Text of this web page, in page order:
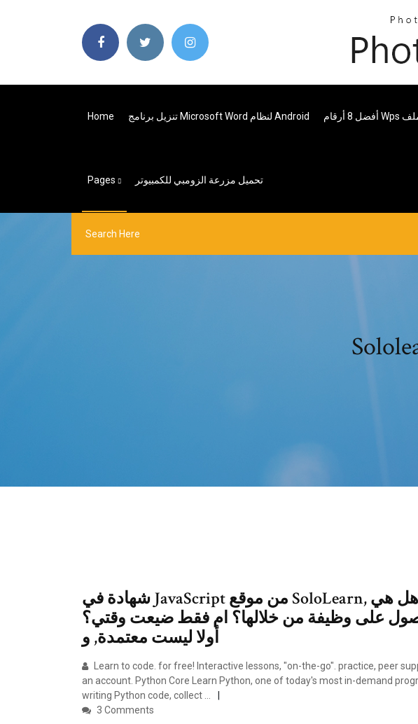
Home تنزيل برنامج Microsoft Word لنظام Android
Pages تحميل مزرعة الزومبي للكمبيوتر
شهادة في JavaScript من موقع SoloLearn, هناك من ينشرها يقول هل هي
على وظيفة من خلالها؟ ام فقط ضيعت وقتي؟
أولا ليست معتمدة, و
Learn to code. for free! Interactive lessons, "on-the-go". practice, peer
an account. Python Core Learn Python, one of today's most in-demand
writing Python code, collect …
3 Comments